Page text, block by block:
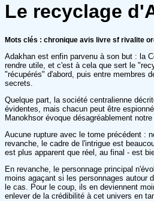
Le recyclage
Mots clés : chronique avis livre sf rivalite
Adakhan est enfin parvenu à son but : la
rendre utile, et c'est à cela que sert le
"récupérés" d'abord, puis entre membres
secrets.
Quelque part, la société centralienne
évidentes, mais chacun peut être
Manokhsor évoque désagréablement
Aucune rupture avec le tome précédent :
revanche, le cadre de l'intrigue est
est plus apparent que réel, au final - est
En revanche, le personnage principal
moins agaçant si les personnages autour
le cas. Pour le coup, ils en deviennent
enlever de la crédibilité à cet univers en